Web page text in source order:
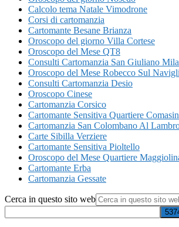
Calcolo tema Natale Vimodrone
Corsi di cartomanzia
Cartomante Besane Brianza
Oroscopo del giorno Villa Cortese
Oroscopo del Mese QT8
Consulti Cartomanzia San Giuliano
Oroscopo del Mese Robecco Sul
Consulti Cartomanzia Desio
Oroscopo Cinese
Cartomanzia Corsico
Cartomante Sensitiva Quartiere
Cartomanzia San Colombano Al
Carte Sibilla Verziere
Cartomante Sensitiva Pioltello
Oroscopo del Mese Quartiere
Cartomante Erba
Cartomanzia Gessate
Cerca in questo sito web